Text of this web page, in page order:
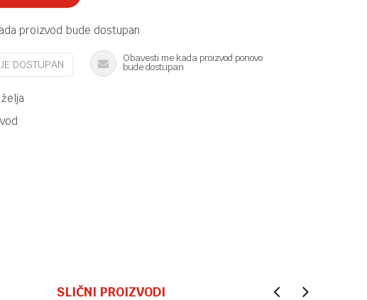
proizvod bude dostupan
DOSTUPAN
Obavesti me kada proizvod ponovo
bude dostupan
SLIČNI PROIZVODI